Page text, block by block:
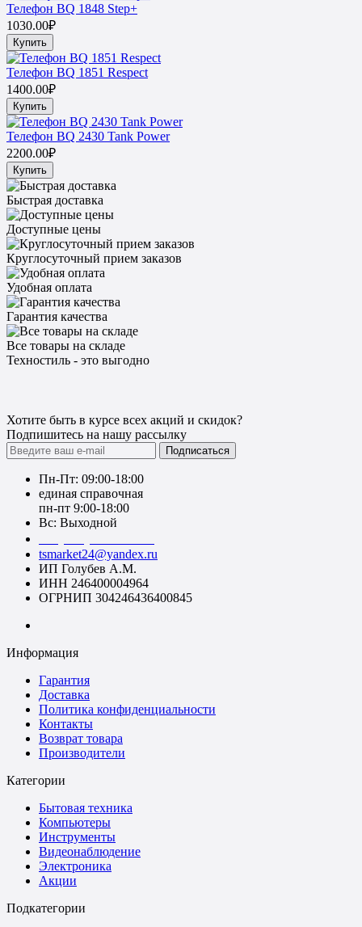
Телефон BQ 1848 Step+
1030.00₽
Купить
Телефон BQ 1851 Respect
1400.00₽
Купить
Телефон BQ 2430 Tank Power
2200.00₽
Купить
Быстрая доставка
Доступные цены
Круглосуточный прием заказов
Удобная оплата
Гарантия качества
Все товары на складе
Техностиль - это выгодно
Хотите быть в курсе всех акций и скидок?
Подпишитесь на нашу рассылку
Подписаться
Пн-Пт: 09:00-18:00
единая справочная
пн-пт 9:00-18:00
Вс: Выходной
tsmarket24@yandex.ru
ИП Голубев А.М.
ИНН 246400004964
ОГРНИП 304246436400845
Информация
Гарантия
Доставка
Политика конфиденциальности
Контакты
Возврат товара
Производители
Категории
Бытовая техника
Компьютеры
Инструменты
Видеонаблюдение
Электроника
Акции
Подкатегории